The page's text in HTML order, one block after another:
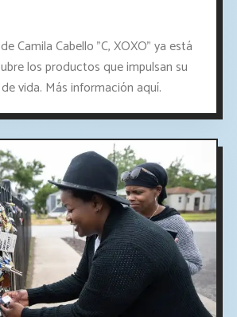
Camila Cabello "C, XOXO" ya está
los productos que impulsan su
vida. Más información aquí.